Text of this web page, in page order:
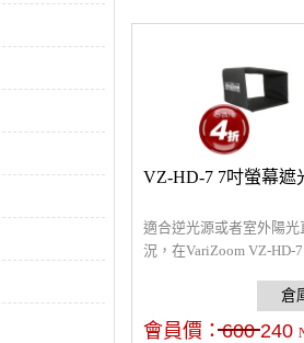
VZ-HD-7 7吋螢幕遮
適合逆光源或者室外陽光
況，在VariZoom VZ-HD-
具有彈性，易於摺疊收
有螢幕遮光罩，不含其他
會員價：600 240